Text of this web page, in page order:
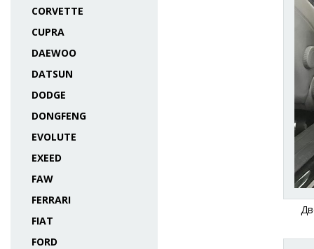
CORVETTE
CUPRA
DAEWOO
DATSUN
DODGE
DONGFENG
EVOLUTE
EXEED
FAW
FERRARI
FIAT
FORD